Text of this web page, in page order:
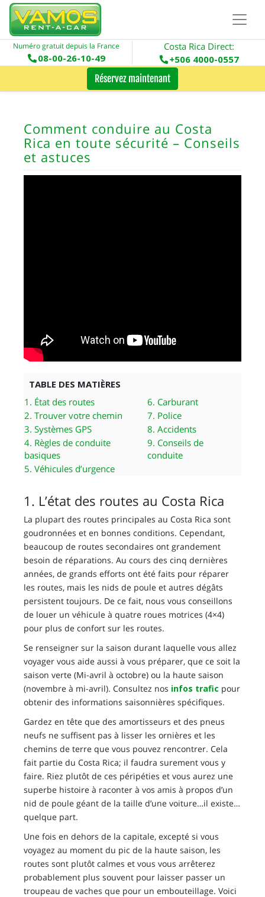
Numéro gratuit depuis la France
08-00-26-10-49
Costa Rica Direct:
+506 4000-0557
Réservez maintenant
Comment conduire au Costa
Rica en toute sécurité – Conseils
et astuces
TABLE DES MATIÈRES
1. État des routes
6. Carburant
2. Trouver votre chemin
7. Police
3. Systèmes GPS
8. Accidents
4. Règles de conduite
basiques
9. Conseils de
conduite
5. Véhicules d’urgence
1. L’état des routes au Costa Rica
La plupart des routes principales au Costa Rica sont
goudronnées et en bonnes conditions. Cependant,
beaucoup de routes secondaires ont grandement
besoin de réparations. Au cours des cinq dernières
années, de grands efforts ont été faits pour réparer
les routes, mais les nids de poule et autres dégâts
persistent toujours. De ce fait, nous vous conseillons
de louer un véhicule à quatre roues motrices (4×4)
pour plus de confort sur les routes.
Se renseigner sur la saison durant laquelle vous allez
voyager vous aide aussi à vous préparer, que ce soit la
saison verte (Mi-avril à octobre) ou la haute saison
(novembre à mi-avril). Consultez nos infos trafic pour
obtenir des informations saisonnières spécifiques.
Gardez en tête que des amortisseurs et des pneus
neufs ne suffisent pas à lisser les ornières et les
chemins de terre que vous pouvez rencontrer. Cela
fait partie du Costa Rica; il faudra surement vous y
faire. Riez plutôt de ces péripéties et vous aurez une
superbe histoire à raconter à vos amis à propos d’un
nid de poule géant de la taille d’une voiture…il existe…
quelque part.
Une fois en dehors de la capitale, excepté si vous
voyagez au moment du pic de la haute saison, les
routes sont plutôt calmes et vous vous arrêterez
probablement plus souvent pour laisser passer un
troupeau de vaches que pour un embouteillage. Voici